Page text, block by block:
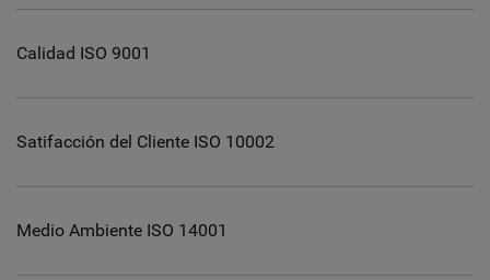
Calidad ISO 9001
Satifacción del Cliente ISO 10002
Medio Ambiente ISO 14001